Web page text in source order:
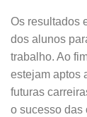
Os resultados
dos alunos
trabalho. Ao
estejam aptos
futuras
o sucesso das